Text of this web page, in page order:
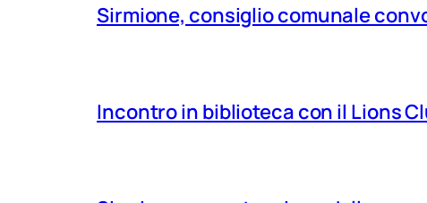
Sirmione, consiglio comunale
Incontro in biblioteca con il Lions